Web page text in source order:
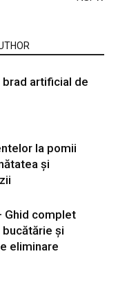
brad artificial de
la pomii
și
Ghid complet
și
eliminare